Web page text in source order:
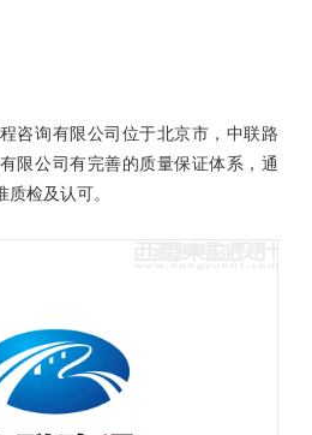
咨询有限公司位于北京市，中联路
限公司有完善的质量保证体系，通
检及认可。